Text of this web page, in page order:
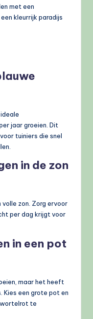
met een
kleurrijk paradijs
jaar groeien. Dit
tuiniers die snel
in de zon
zon. Zorg ervoor
per dag krijgt voor
in een pot
maar het heeft
Kies een grote pot en
wortelrot te